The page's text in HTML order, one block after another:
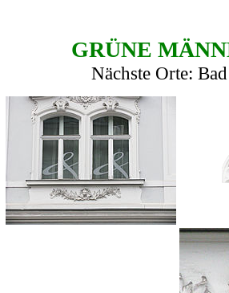
GRÜNE
Nächste Orte: